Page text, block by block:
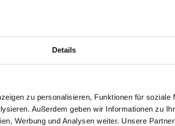
Details
zu personalisieren, Funktionen für soziale
Außerdem geben wir Informationen zu
Werbung und Analysen weiter. Unsere